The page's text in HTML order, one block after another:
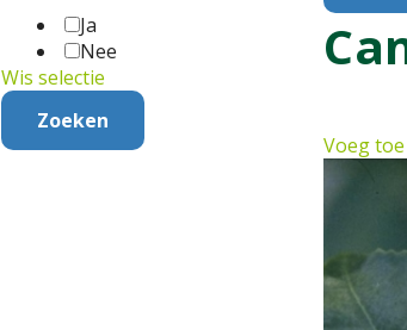
Voeg
Ja
Nee
Wis selectie